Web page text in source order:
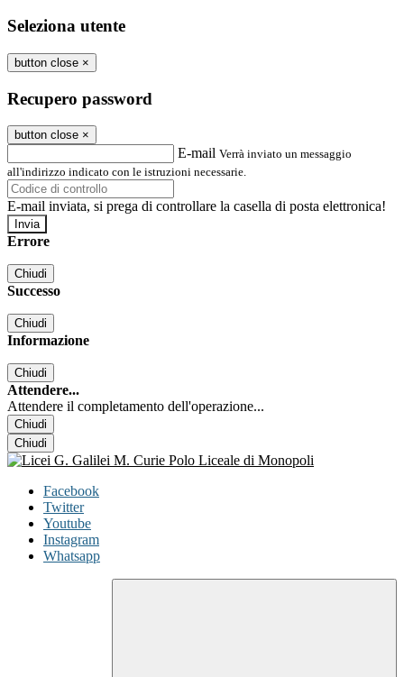
Seleziona utente
button close ×
Recupero password
button close ×
E-mail Verrà inviato un messaggio
all'indirizzo indicato con le istruzioni necessarie.
E-mail inviata, si prega di controllare la casella di posta elettronica!
Errore
Chiudi
Successo
Chiudi
Informazione
Chiudi
Attendere...
Attendere il completamento dell'operazione...
Chiudi
Chiudi
Facebook
Twitter
Youtube
Instagram
Whatsapp